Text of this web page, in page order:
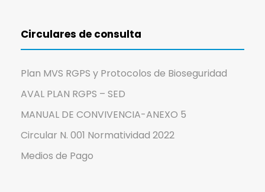
Circulares de consulta
Plan MVS RGPS y Protocolos de Bioseguridad
AVAL PLAN RGPS – SED
MANUAL DE CONVIVENCIA-ANEXO 5
Circular N. 001 Normatividad 2022
Medios de Pago